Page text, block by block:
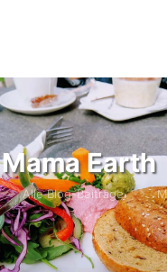
Mama Earth
Alle Blog-Beiträge